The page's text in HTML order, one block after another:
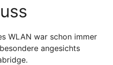
WLAN war schon immer
angesichts